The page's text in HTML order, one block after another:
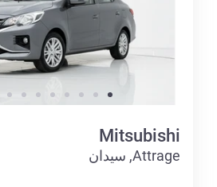
Mitsubishi
Attrage, سيدان